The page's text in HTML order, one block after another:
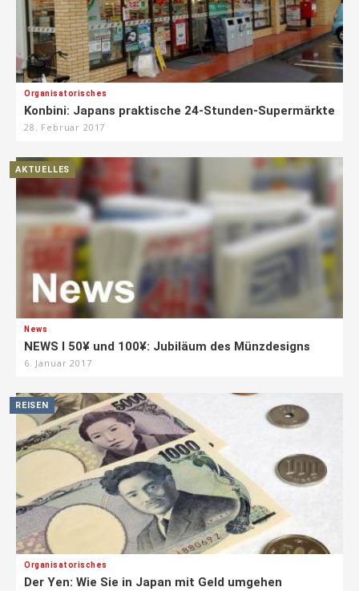
Organisatorisches
Konbini: Japans praktische 24-Stunden-Supermärkte
28. Februar 2017
AKTUELLES
News
NEWS I 50¥ und 100¥: Jubiläum des Münzdesigns
6. Januar 2017
REISEN
Organisatorisches
Der Yen: Wie Sie in Japan mit Geld umgehen